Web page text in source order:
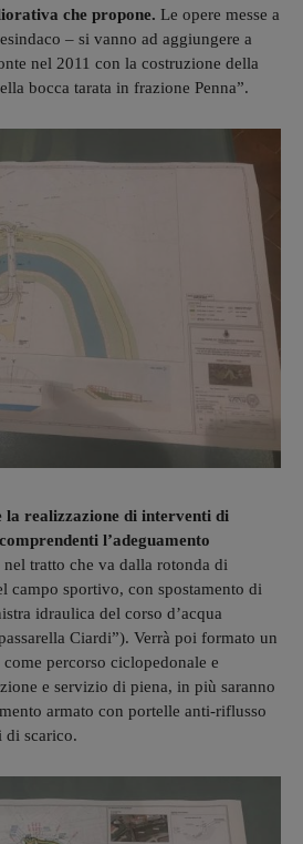
che propone. Le opere messe a
– si vanno ad aggiungere a
nel 2011 con la costruzione della
bocca tarata in frazione Penna”.
la realizzazione di interventi di
l’adeguamento
nel tratto che va dalla rotonda di
campo sportivo, con spostamento di
idraulica del corso d’acqua
Ciardi”). Verrà poi formato un
percorso ciclopedonale e
e servizio di piena, in più saranno
armato con portelle anti-riflusso
di scarico.